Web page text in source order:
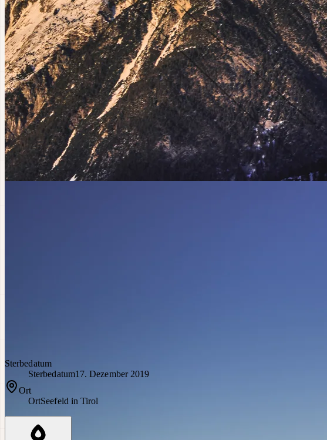
Sterbedatum
Sterbedatum17. Dezember 2019
Ort
OrtSeefeld in Tirol